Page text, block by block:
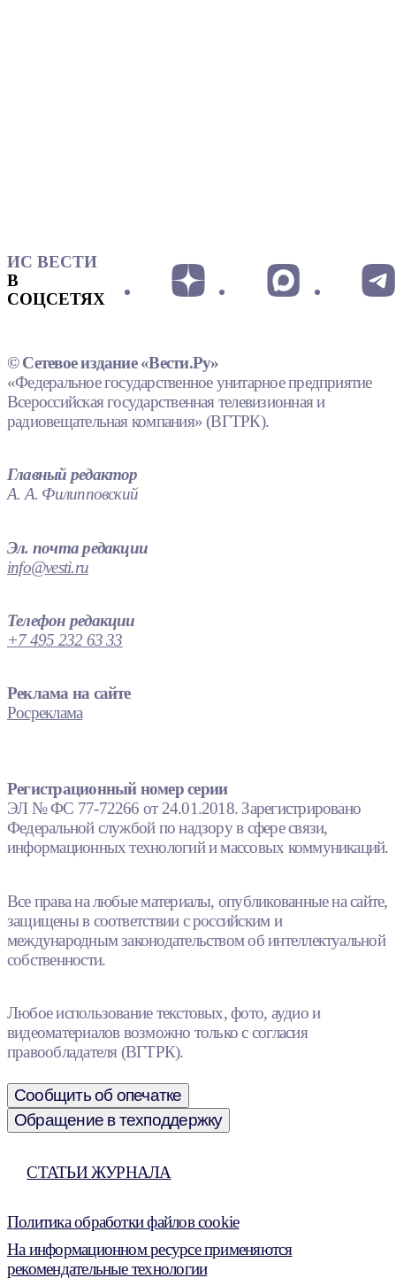
ИС ВЕСТИ
В
СОЦСЕТЯХ
© Сетевое издание «Вести.Ру»
«Федеральное государственное унитарное предприятие
Всероссийская государственная телевизионная и
радиовещательная компания» (ВГТРК).
Главный редактор
А. А. Филипповский
Эл. почта редакции
info@vesti.ru
Телефон редакции
+7 495 232 63 33
Реклама на сайте
Росреклама
Регистрационный номер серии
ЭЛ № ФС 77-72266 от 24.01.2018. Зарегистрировано
Федеральной службой по надзору в сфере связи,
информационных технологий и массовых коммуникаций.
Все права на любые материалы, опубликованные на сайте,
защищены в соответствии с российским и
международным законодательством об интеллектуальной
собственности.
Любое использование текстовых, фото, аудио и
видеоматериалов возможно только с согласия
правообладателя (ВГТРК).
Сообщить об опечатке
Обращение в техподдержку
СТАТЬИ ЖУРНАЛА
Политика обработки файлов cookie
На информационном ресурсе применяются
рекомендательные технологии